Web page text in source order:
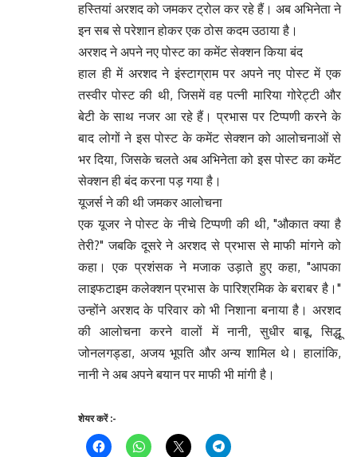
हस्तियां अरशद को जमकर ट्रोल कर रहे हैं। अब अभिनेता ने
इन सब से परेशान होकर एक ठोस कदम उठाया है।
अरशद ने अपने नए पोस्ट का कमेंट सेक्शन किया बंद
हाल ही में अरशद ने इंस्टाग्राम पर अपने नए पोस्ट में एक
तस्वीर पोस्ट की थी, जिसमें वह पत्नी मारिया गोरेट्टी और
बेटी के साथ नजर आ रहे हैं। प्रभास पर टिप्पणी करने के
बाद लोगों ने इस पोस्ट के कमेंट सेक्शन को आलोचनाओं से
भर दिया, जिसके चलते अब अभिनेता को इस पोस्ट का कमेंट
सेक्शन ही बंद करना पड़ गया है।
यूजर्स ने की थी जमकर आलोचना
एक यूजर ने पोस्ट के नीचे टिप्पणी की थी, "औकात क्या है
तेरी?" जबकि दूसरे ने अरशद से प्रभास से माफी मांगने को
कहा। एक प्रशंसक ने मजाक उड़ाते हुए कहा, "आपका
लाइफटाइम कलेक्शन प्रभास के पारिश्रमिक के बराबर है।"
उन्होंने अरशद के परिवार को भी निशाना बनाया है। अरशद
की आलोचना करने वालों में नानी, सुधीर बाबू, सिद्धू
जोनलगड्डा, अजय भूपति और अन्य शामिल थे। हालांकि,
नानी ने अब अपने बयान पर माफी भी मांगी है।
शेयर करें :-